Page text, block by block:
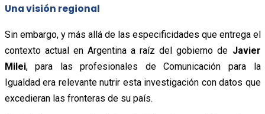
Una visión regional
Sin embargo, y más allá de las especificidades que entrega el
contexto actual en Argentina a raíz del gobierno de Javier
Milei, para las profesionales de Comunicación para la
Igualdad era relevante nutrir esta investigación con datos que
excedieran las fronteras de su país.